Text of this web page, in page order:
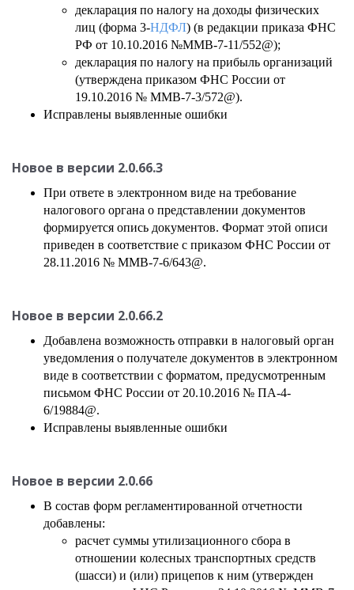
декларация по налогу на доходы физических
лиц (форма 3-НДФЛ) (в редакции приказа ФНС
РФ от 10.10.2016 №ММВ-7-11/552@);
декларация по налогу на прибыль организаций
(утверждена приказом ФНС России от
19.10.2016 № ММВ-7-3/572@).
Исправлены выявленные ошибки
Новое в версии 2.0.66.3
При ответе в электронном виде на требование
налогового органа о представлении документов
формируется опись документов. Формат этой описи
приведен в соответствие с приказом ФНС России от
28.11.2016 № ММВ-7-6/643@.
Новое в версии 2.0.66.2
Добавлена возможность отправки в налоговый орган
уведомления о получателе документов в электронном
виде в соответствии с форматом, предусмотренным
письмом ФНС России от 20.10.2016 № ПА-4-
6/19884@.
Исправлены выявленные ошибки
Новое в версии 2.0.66
В состав форм регламентированной отчетности
добавлены:
расчет суммы утилизационного сбора в
отношении колесных транспортных средств
(шасси) и (или) прицепов к ним (утвержден